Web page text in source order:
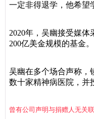
一定非得退学，他希望
2020年，吴幽接受媒
200亿美金规模的基金
吴幽在多个场合声称，
数十家精神病医院，并
曾有公司声明与捐赠人无关联